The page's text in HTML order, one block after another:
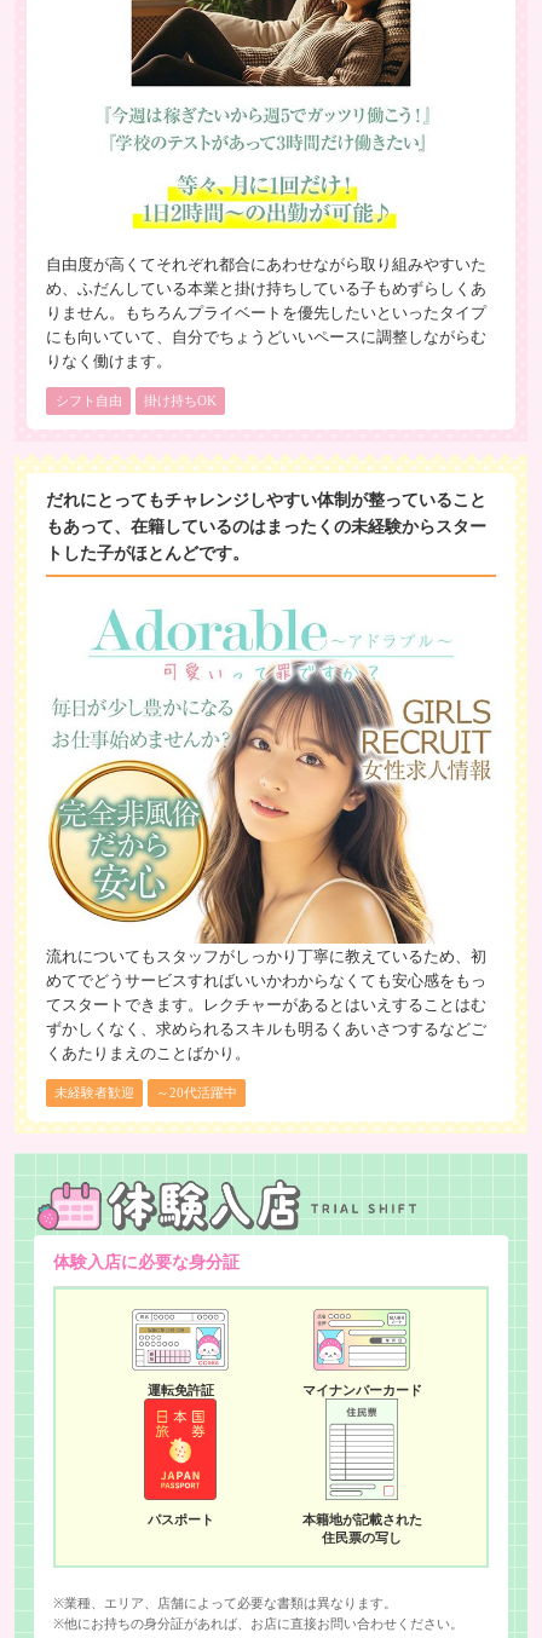
自由度が高くてそれぞれ都合にあわせながら取り組みやすいた
め、ふだんしている本業と掛け持ちしている子もめずらしくあ
りません。もちろんプライベートを優先したいといったタイプ
にも向いていて、自分でちょうどいいペースに調整しながらむ
りなく働けます。
シフト自由 掛け持ちOK
だれにとってもチャレンジしやすい体制が整っていること
もあって、在籍しているのはまったくの未経験からスター
トした子がほとんどです。
流れについてもスタッフがしっかり丁寧に教えているため、初
めてでどうサービスすればいいかわからなくても安心感をもっ
てスタートできます。レクチャーがあるとはいえすることはむ
ずかしくなく、求められるスキルも明るくあいさつするなどご
くあたりまえのことばかり。
未経験者歓迎 ～20代活躍中
体験入店に必要な身分証
運転免許証 マイナンバーカード
パスポート
本籍地が記載された
住民票の写し
※業種、エリア、店舗によって必要な書類は異なります。
※他にお持ちの身分証があれば、お店に直接お問い合わせください。